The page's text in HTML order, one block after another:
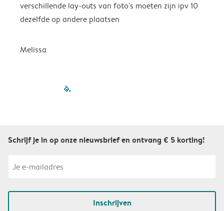
verschillende lay-outs van foto's moeten zijn ipv 10
dezelfde op andere plaatsen
Melissa
filled-pagination
Schrijf je in op onze nieuwsbrief en ontvang € 5 korting!
Inschrijven